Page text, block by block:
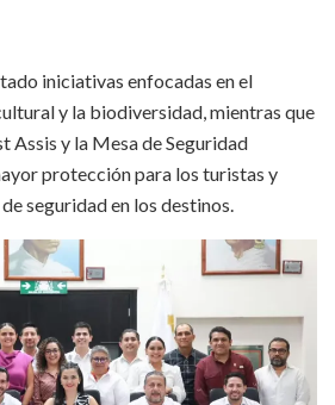
iniciativas enfocadas en el
y la biodiversidad, mientras que
Assis y la Mesa de Seguridad
protección para los turistas y
seguridad en los destinos.